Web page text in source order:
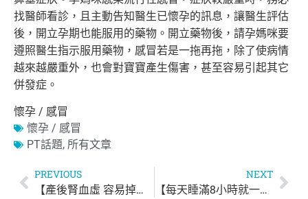
找醫師看診， 且主動告知醫生已懷孕的訊息，讓醫生評估
後， 開立孕期也能服用的藥物。開立藥物後， 請孕媽咪要
遵照醫生指示服用藥物，感冒若是一拖再拖， 除了使病情
越來越嚴重外，也會對寶寶產生傷害， 甚至容易引起其它
併發症。
懷孕 / 感冒
懷孕 / 感冒
PT話題, 所有文章
PREVIOUS
【產後腎血虛 容易掉頭髮】
NEXT
【每天睡滿8小時就一定好？】